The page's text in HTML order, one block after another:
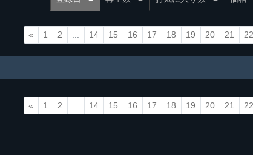
« 1 2 14 15 16 17 18 19 20 21 22
« 1 2 14 15 16 17 18 19 20 21 22